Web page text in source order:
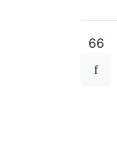
66